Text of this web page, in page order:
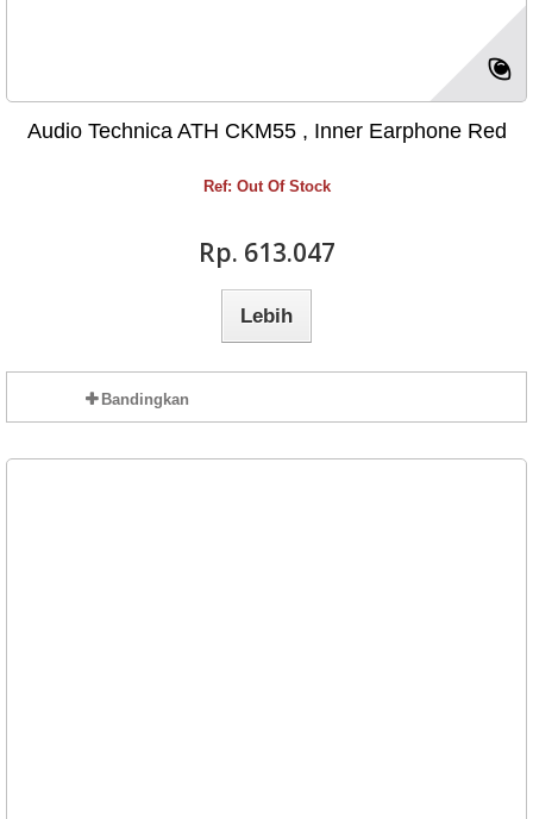
Audio Technica ATH CKM55 , Inner Earphone Red
Ref: Out Of Stock
Rp‎. 613.047
Lebih
Bandingkan